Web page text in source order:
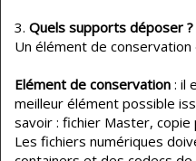
​Quels supports déposer ?
Un élément de
Elément de conservation : il
meilleur élément possible
savoir : fichier Master, copie
Les fichiers numériques